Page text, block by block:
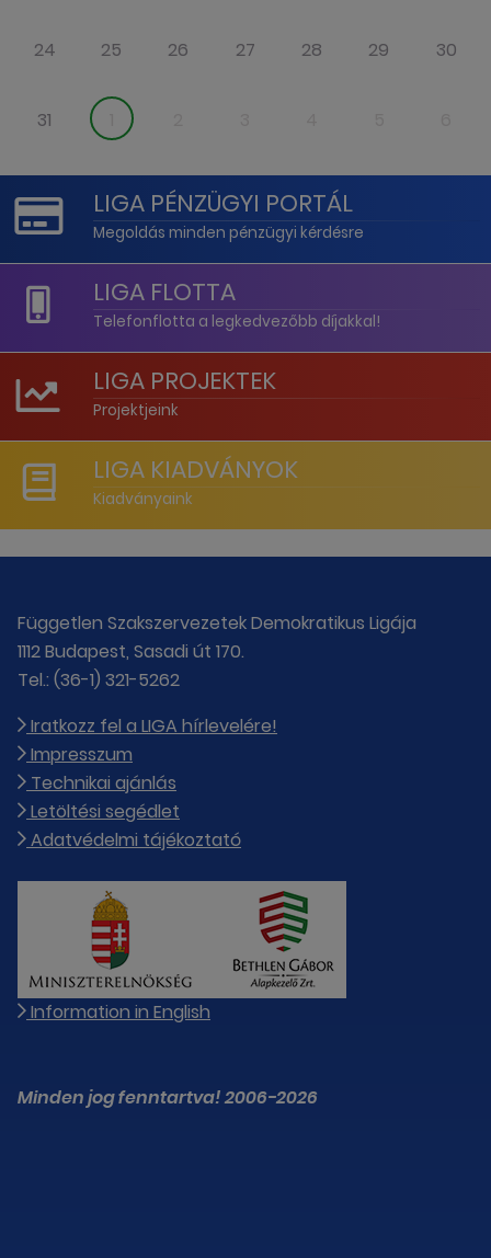
24 25 26 27 28 29 30
31
LIGA PÉNZÜGYI PORTÁL
Megoldás minden pénzügyi kérdésre
LIGA FLOTTA
Telefonflotta a legkedvezőbb díjakkal!
LIGA PROJEKTEK
Projektjeink
LIGA KIADVÁNYOK
Kiadványaink
Független Szakszervezetek Demokratikus Ligája
1112 Budapest, Sasadi út 170.
Tel.: (36-1) 321-5262
Iratkozz fel a LIGA hírlevelére!
Impresszum
Technikai ajánlás
Letöltési segédlet
Adatvédelmi tájékoztató
Information in English
Minden jog fenntartva! 2006-2026